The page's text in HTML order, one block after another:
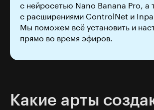
с нейросетью Nano Banana Pro, а
с расширениями ControlNet и
Мы поможем всё установить и
прямо во время эфиров.
Какие арты